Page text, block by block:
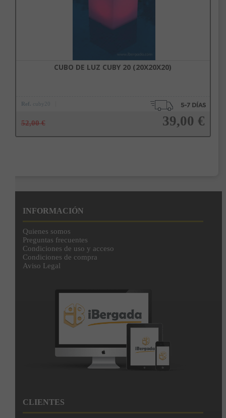
CUBO DE LUZ CUBY 20 (20X20X20)
Ref. cuby20
52,00 € 39,00 €
INFORMACIÓN
Quienes somos
Preguntas frecuentes
Condiciones de uso y acceso
Condiciones de compra
Aviso Legal
CLIENTES